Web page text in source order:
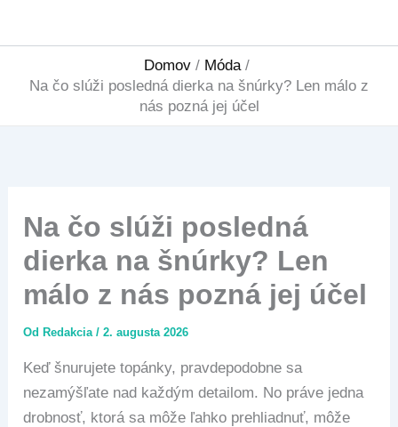
Domov
Móda
Na čo slúži posledná dierka na šnúrky? Len málo z
nás pozná jej účel
Na čo slúži posledná
dierka na šnúrky? Len
málo z nás pozná jej účel
Od Redakcia/2. augusta 2026
Keď šnurujete topánky, pravdepodobne sa
nezamýšľate nad každým detailom. No práve jedna
drobnosť, ktorá sa môže ľahko prehliadnuť, môže